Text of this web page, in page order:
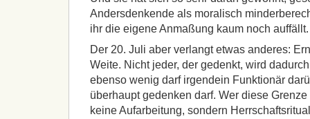
Andersdenkende als moralisch
ihr die eigene Anmaßung kaum noch auffällt.
Der 20. Juli aber verlangt etwas anderes:
Weite. Nicht jeder, der gedenkt, wird
ebenso wenig darf irgendein Funktionär
überhaupt gedenken darf. Wer diese
keine Aufarbeitung, sondern